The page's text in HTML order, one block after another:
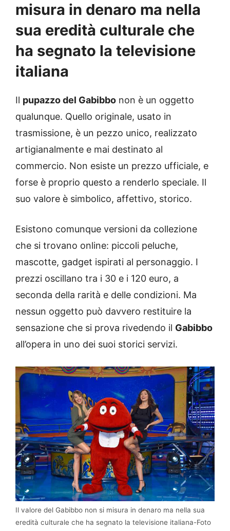
misura in denaro ma nella
sua eredità culturale che
ha segnato la televisione
italiana
Il pupazzo del Gabibbo non è un oggetto
qualunque. Quello originale, usato in
trasmissione, è un pezzo unico, realizzato
artigianalmente e mai destinato al
commercio. Non esiste un prezzo ufficiale, e
forse è proprio questo a renderlo speciale. Il
suo valore è simbolico, affettivo, storico.
Esistono comunque versioni da collezione
che si trovano online: piccoli peluche,
mascotte, gadget ispirati al personaggio. I
prezzi oscillano tra i 30 e i 120 euro, a
seconda della rarità e delle condizioni. Ma
nessun oggetto può davvero restituire la
sensazione che si prova rivedendo il Gabibbo
all’opera in uno dei suoi storici servizi.
Il valore del Gabibbo non si misura in denaro ma nella sua
eredità culturale che ha segnato la televisione italiana-Foto